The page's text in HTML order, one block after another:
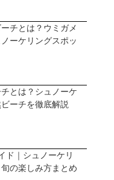
チとは？ウミガメ
ーケリングスポッ
とは？シュノーケ
ーチを徹底解説
ド｜シュノーケリ
の楽しみ方まとめ